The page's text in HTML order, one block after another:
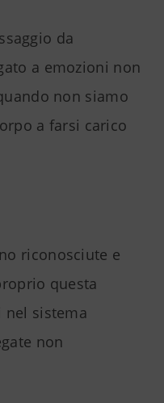
da
a emozioni non
non siamo
a farsi carico
riconosciute e
questa
nel sistema
non